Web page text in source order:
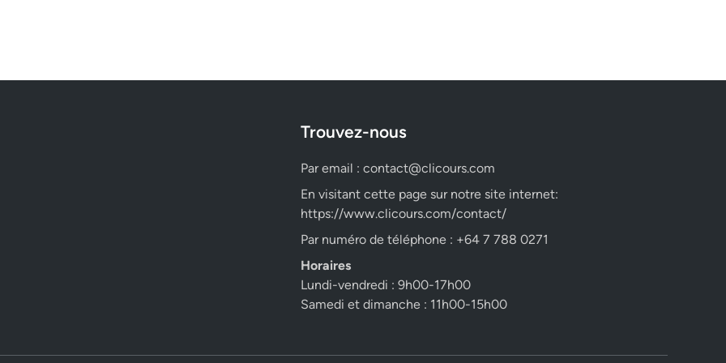
Trouvez-nous
Par email : contact@clicours.com
En visitant cette page sur notre site internet:
https://www.clicours.com/contact/
Par numéro de téléphone : +64 7 788 0271
Horaires
Lundi-vendredi : 9h00-17h00
Samedi et dimanche : 11h00-15h00